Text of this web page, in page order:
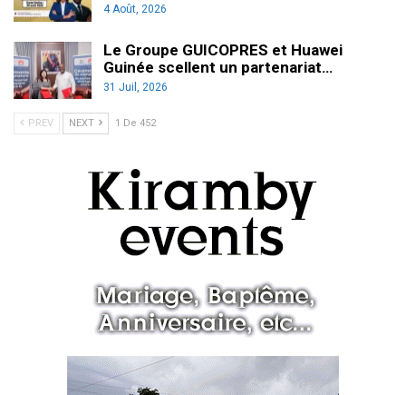
4 Août, 2026
Le Groupe GUICOPRES et Huawei
Guinée scellent un partenariat…
31 Juil, 2026
PREV NEXT 1 De 452